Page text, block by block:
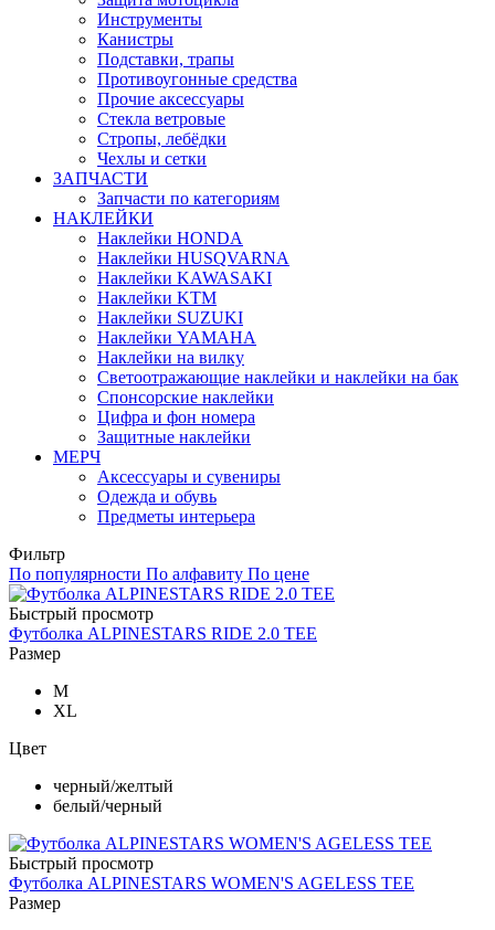
Инструменты
Канистры
Подставки, трапы
Противоугонные средства
Прочие аксессуары
Стекла ветровые
Стропы, лебёдки
Чехлы и сетки
ЗАПЧАСТИ
Запчасти по категориям
НАКЛЕЙКИ
Наклейки HONDA
Наклейки HUSQVARNA
Наклейки KAWASAKI
Наклейки KTM
Наклейки SUZUKI
Наклейки YAMAHA
Наклейки на вилку
Светоотражающие наклейки и наклейки на бак
Спонсорские наклейки
Цифра и фон номера
Защитные наклейки
МЕРЧ
Аксессуары и сувениры
Одежда и обувь
Предметы интерьера
Фильтр
По популярности По алфавиту По цене
Быстрый просмотр
Футболка ALPINESTARS RIDE 2.0 TEE
Размер
M
XL
Цвет
черный/желтый
белый/черный
Быстрый просмотр
Футболка ALPINESTARS WOMEN'S AGELESS TEE
Размер